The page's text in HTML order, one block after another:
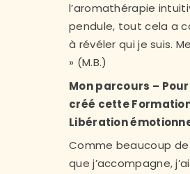
l’aromathérapie
pendule, tout cela a
à révéler qui je suis.
» (M.B.)
Mon parcours –
créé cette
Libération
Comme beaucoup de
que j’accompagne, j’ai